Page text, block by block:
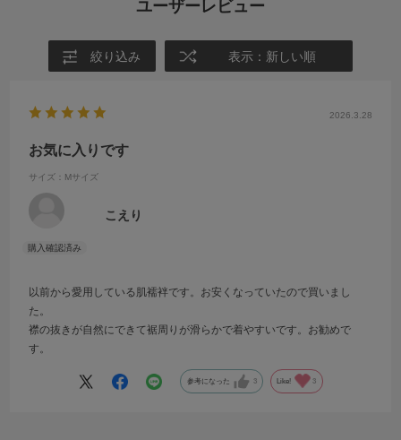
ユーザーレビュー
絞り込み 表示：新しい順
2026.3.28
お気に入りです
サイズ：Mサイズ
こえり
以前から愛用している肌襦袢です。お安くなっていたので買いまし
た。
襟の抜きが自然にできて裾周りが滑らかで着やすいです。お勧めで
す。
参考になった 3 Like! 3